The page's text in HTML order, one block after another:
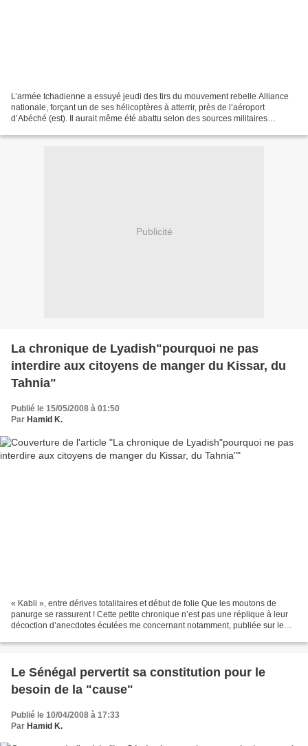
L’armée tchadienne a essuyé jeudi des tirs du mouvement rebelle Alliance
nationale, forçant un de ses hélicoptères à atterrir, près de l’aéroport
d’Abéché (est). Il aurait même été abattu selon des sources militaires
Publicité
La chronique de Lyadish"pourquoi ne pas
interdire aux citoyens de manger du Kissar, du
Tahnia"
Publié le 15/05/2008 à 01:50
Par Hamid K.
« Kabli », entre dérives totalitaires et début de folie Que les moutons de
panurge se rassurent ! Cette petite chronique n’est pas une réplique à leur
décoction d’anecdotes éculées me concernant notamment, publiée sur le
Le Sénégal pervertit sa constitution pour le
besoin de la "cause"
Publié le 10/04/2008 à 17:33
Par Hamid K.